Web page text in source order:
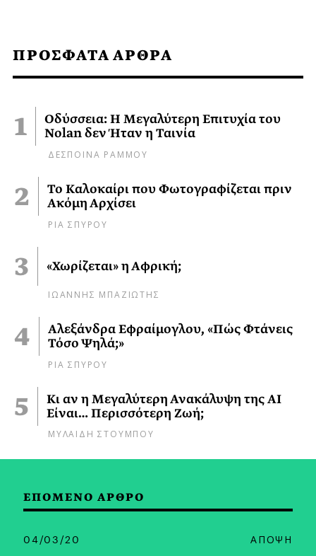
ΠΡΟΣΦΑΤΑ ΑΡΘΡΑ
Οδύσσεια: Η Μεγαλύτερη Επιτυχία του
Nolan δεν Ήταν η Ταινία
ΔΕΣΠΟΙΝΑ ΡΑΜΜΟΥ
Το Καλοκαίρι που Φωτογραφίζεται πριν
Ακόμη Αρχίσει
ΡΙΑ ΣΠΥΡΟΥ
«Χωρίζεται» η Αφρική;
ΙΩΑΝΝΗΣ ΜΠΑΖΙΩΤΗΣ
Αλεξάνδρα Εφραίμογλου, «Πώς Φτάνεις
Τόσο Ψηλά;»
ΡΙΑ ΣΠΥΡΟΥ
Κι αν η Μεγαλύτερη Ανακάλυψη της AI
Είναι… Περισσότερη Ζωή;
ΜΥΛΑΙΔΗ ΣΤΟΥΜΠΟΥ
ΕΠΟΜΕΝΟ ΑΡΘΡΟ
04/03/20 ΑΠΟΨΗ